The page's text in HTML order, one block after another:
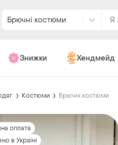
Брючні костюми
Знижки Хендмейд
Костюми Брючні костюми
оплата
в Україні